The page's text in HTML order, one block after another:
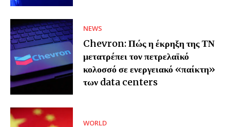
NEWS
Chevron: Πώς η έκρηξη της ΤΝ
μετατρέπει τον πετρελαϊκό
κολοσσό σε ενεργειακό «παίκτη»
των data centers
WORLD